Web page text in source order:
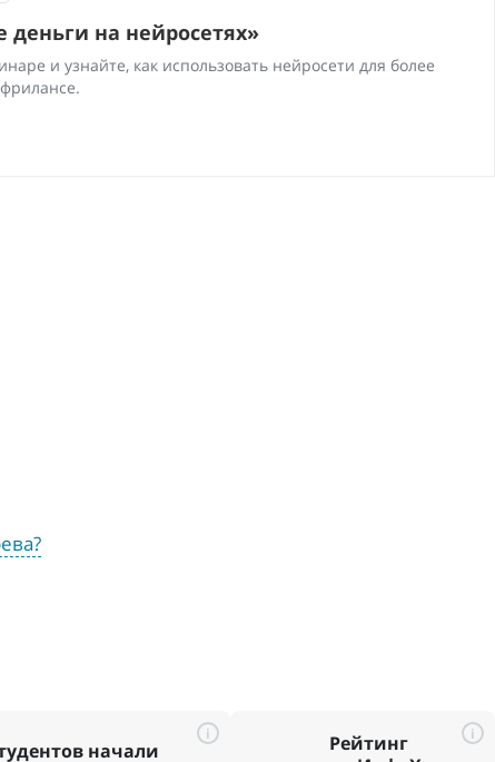
на нейросетях»
и узнайте, как использовать нейросети для более
начали
i
Рейтинг
i